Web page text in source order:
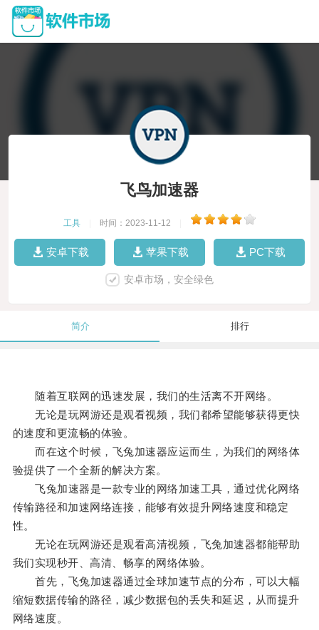
飞鸟加速器
工具 时间：2023-11-12
安卓下载 苹果下载 PC下载
安卓市场，安全绿色
简介 排行
随着互联网的迅速发展，我们的生活离不开网络。
无论是玩网游还是观看视频，我们都希望能够获得更快
的速度和更流畅的体验。
而在这个时候，飞兔加速器应运而生，为我们的网络体
验提供了一个全新的解决方案。
飞兔加速器是一款专业的网络加速工具，通过优化网络
传输路径和加速网络连接，能够有效提升网络速度和稳定
性。
无论在玩网游还是观看高清视频，飞兔加速器都能帮助
我们实现秒开、高清、畅享的网络体验。
首先，飞兔加速器通过全球加速节点的分布，可以大幅
缩短数据传输的路径，减少数据包的丢失和延迟，从而提升
网络速度。